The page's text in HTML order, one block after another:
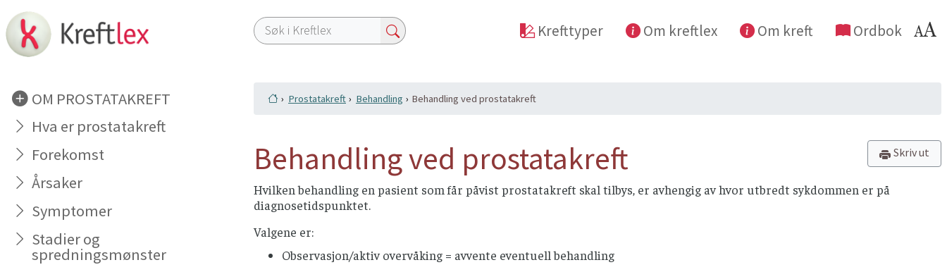
OM PROSTATAKREFT
Hva er prostatakreft
Forekomst
Årsaker
Symptomer
Stadier og
spredningsmønster
Krefttyper Om kreftlex Om kreft Ordbok
Prostatakreft Behandling Behandling ved prostatakreft
Skriv ut
Behandling ved prostatakreft
Hvilken behandling en pasient som får påvist prostatakreft skal tilbys, er avhengig av hvor utbredt sykdommen er på
diagnosetidspunktet.
Valgene er:
Observasjon/aktiv overvåking = avvente eventuell behandling